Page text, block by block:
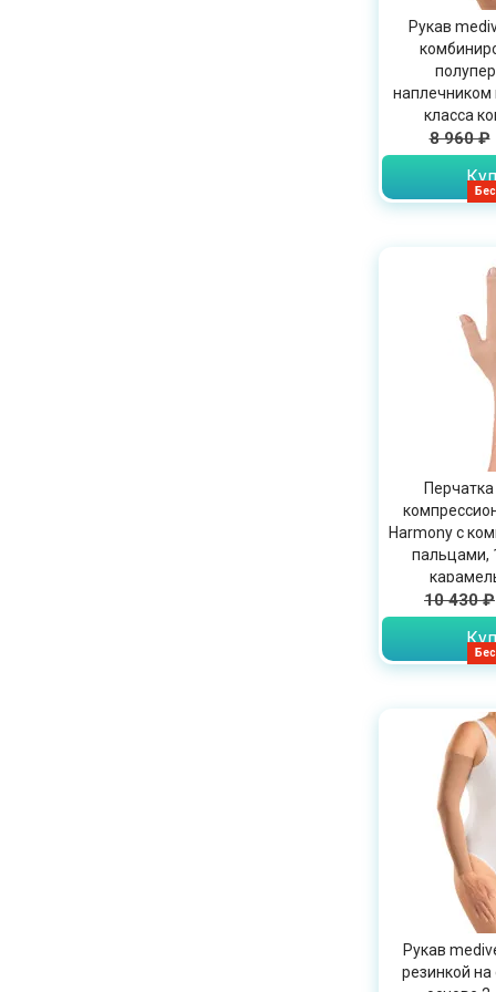
Рукав
наплечником
класса
8 960 ₽
Harmony с
пальцами,
10 430 ₽
Рукав
резинкой